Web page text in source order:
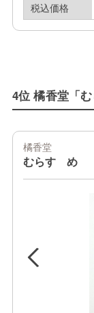
税込価格
4位 橘香堂「む
橘香堂
むらすゞめ